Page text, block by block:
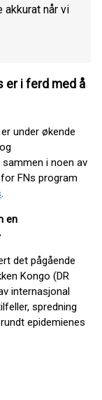
når vi
er i ferd med å
under økende
i noen av
FNs program
.
en
det pågående
Kongo (DR
internasjonal
spredning
epidemienes